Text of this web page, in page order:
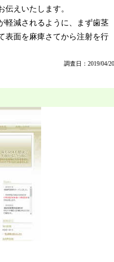
伝えいたします。
軽減されるように、まず歯茎
表面を麻痺さてから注射を行
調査日：2019/04/20